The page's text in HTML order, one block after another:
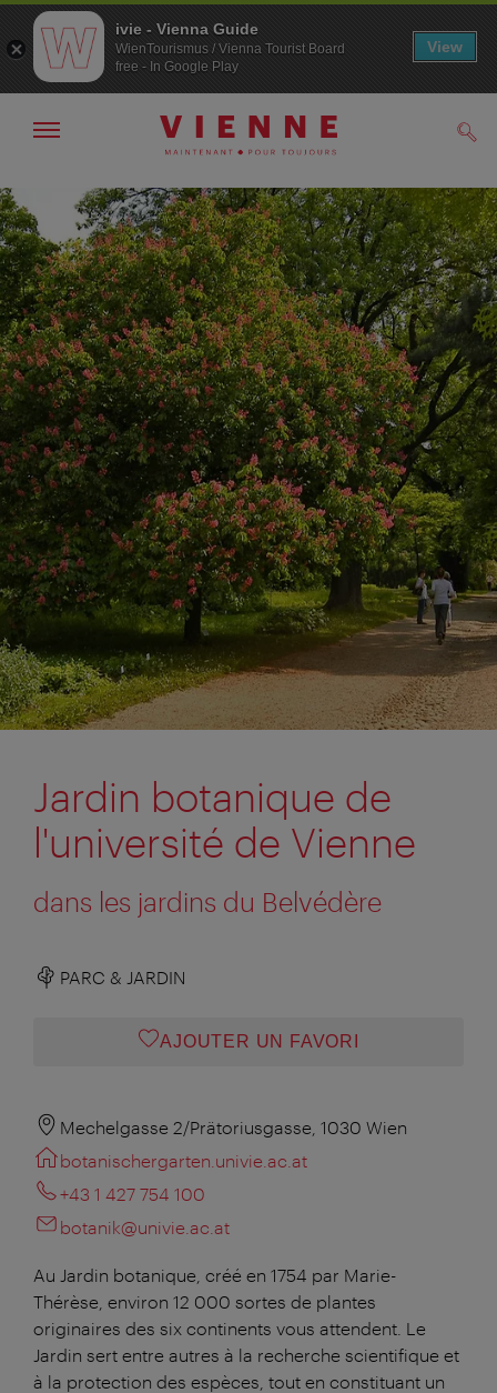
Navigation
Contenu
Afficher
navigation
Jardin botanique de
l'université de Vienne
dans les jardins du Belvédère
PARC & JARDIN
AJOUTER UN FAVORI
Mechelgasse 2/Prätoriusgasse, 1030 Wien
botanischergarten.univie.ac.at
+43 1 427 754 100
botanik@univie.ac.at
Au Jardin botanique, créé en 1754 par Marie-
Thérèse, environ 12 000 sortes de plantes
originaires des six continents vous attendent. Le
Jardin sert entre autres à la recherche scientifique et
à la protection des espèces, tout en constituant un
ivie - Vienna Guide
WienTourismus / Vienna Tourist Board
free - In Google Play
View